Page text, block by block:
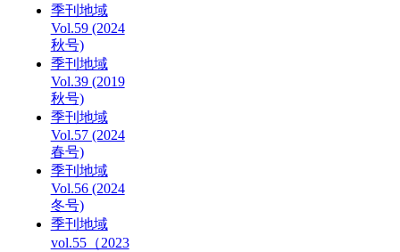
季刊地域
Vol.59 (2024
秋号)
季刊地域
Vol.39 (2019
秋号)
季刊地域
Vol.57 (2024
春号)
季刊地域
Vol.56 (2024
冬号)
季刊地域
vol.55（2023